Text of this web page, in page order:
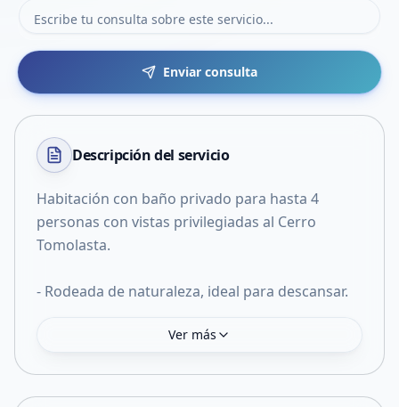
Enviar consulta
Descripción del servicio
Habitación con baño privado para hasta 4
personas con vistas privilegiadas al Cerro
Tomolasta.
- Rodeada de naturaleza, ideal para descansar.
Ver más